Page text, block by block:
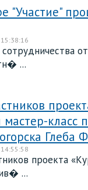
"Участие"
...
класс
Глеба
проекта
...